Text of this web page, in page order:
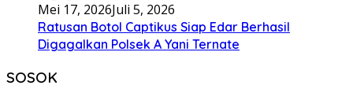
Mei 17, 2026Juli 5, 2026
Ratusan Botol Captikus Siap Edar Berhasil
Digagalkan Polsek A Yani Ternate
SOSOK